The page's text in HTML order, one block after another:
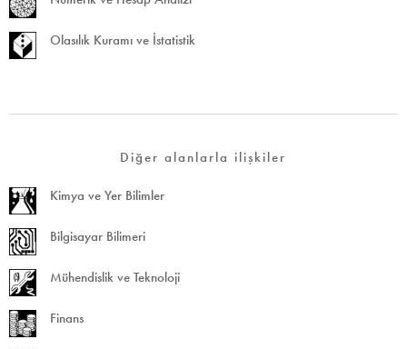
Olasılık Kuramı ve İstatistik
Diğer alanlarla ilişkiler
Kimya ve Yer Bilimler
Bilgisayar Bilimeri
Mühendislik ve Teknoloji
Finans